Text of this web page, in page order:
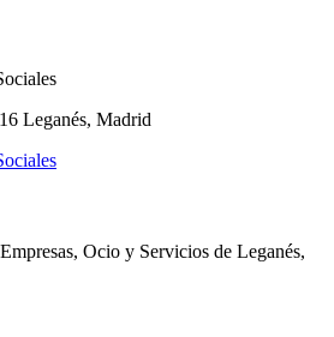
Leganés, Madrid
Ocio y Servicios de Leganés,